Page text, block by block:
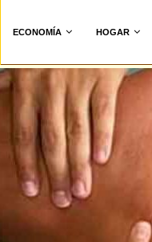
ECONOMÍA HOGAR